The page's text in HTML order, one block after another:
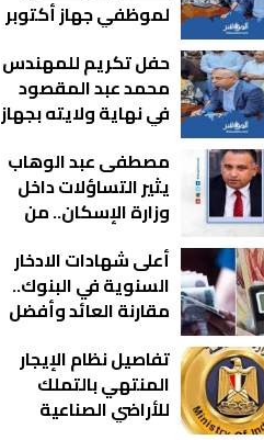
لموظفي جهاز أكتوبر
مشيت والمدينة
رجعت للخلف»
حفل تكريم للمهندس
محمد عبد المقصود
في نهاية ولايته بجهاز
مصطفى عبد الوهاب
يثير التساؤلات داخل
وزارة الإسكان.. من
المناصب؟
أعلى شهادات الادخار
السنوية في البنوك..
مقارنة العائد وأفضل
تفاصيل نظام الإيجار
المنتهي بالتملك
للأراضي الصناعية